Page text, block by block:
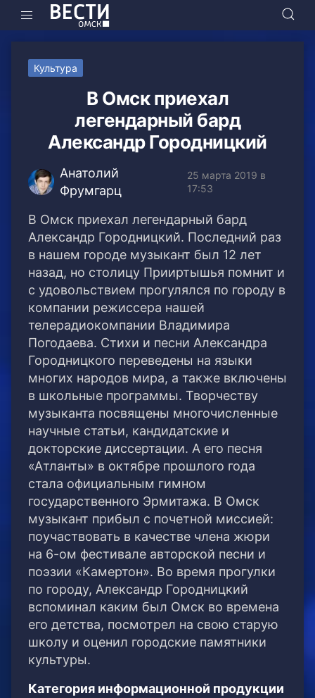
Культура
В Омск приехал
легендарный бард
Александр Городницкий
Анатолий
Фрумгарц
25 марта 2019 в
17:53
В Омск приехал легендарный бард
Александр Городницкий. Последний раз
в нашем городе музыкант был 12 лет
назад, но столицу Прииртышья помнит и
с удовольствием прогулялся по городу в
компании режиссера нашей
телерадиокомпании Владимира
Погодаева. Стихи и песни Александра
Городницкого переведены на языки
многих народов мира, а также включены
в школьные программы. Творчеству
музыканта посвящены многочисленные
научные статьи, кандидатские и
докторские диссертации. А его песня
«Атланты» в октябре прошлого года
стала официальным гимном
государственного Эрмитажа. В Омск
музыкант прибыл с почетной миссией:
поучаствовать в качестве члена жюри
на 6-ом фестивале авторской песни и
поэзии «Камертон». Во время прогулки
по городу, Александр Городницкий
вспоминал каким был Омск во времена
его детства, посмотрел на свою старую
школу и оценил городские памятники
культуры.
Категория информационной продукции